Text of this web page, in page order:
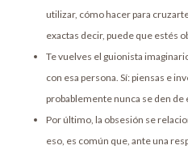
utilizar, cómo hacer para
exactas decir, puede que estés
Te vuelves el guionista
con esa persona. Sí: piensas e
probablemente nunca se den de
Por último, la obsesión se
eso, es común que, ante una